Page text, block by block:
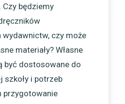
Czy będziemy
wydawnictw, czy może
materiały? Własne
być dostosowane do
szkoły i potrzeb
przygotowanie